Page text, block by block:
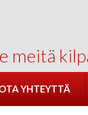
meitä
YHTEYTTÄ